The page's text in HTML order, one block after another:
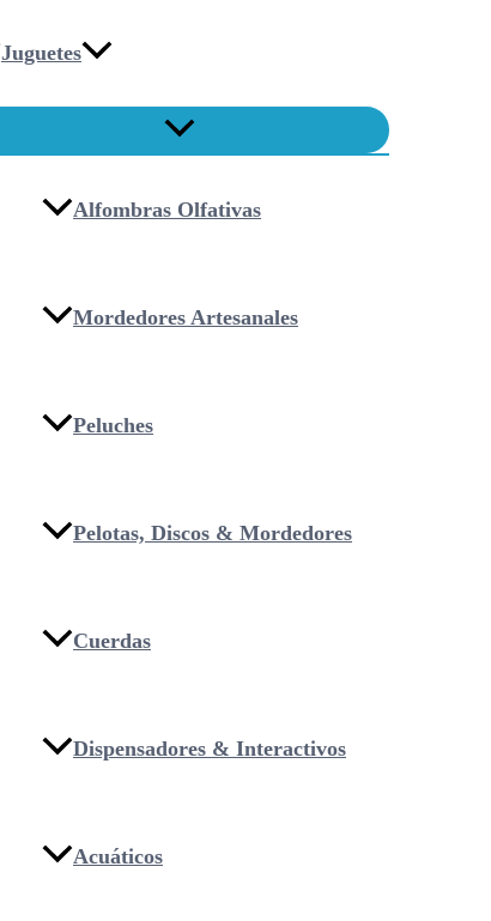
Juguetes
Alfombras Olfativas
Mordedores Artesanales
Peluches
Pelotas, Discos & Mordedores
Cuerdas
Dispensadores & Interactivos
Acuáticos